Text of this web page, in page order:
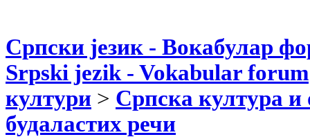
Српски језик - Вокабулар
Srpski jezik - Vokabular forum
култури > Српска култура и
будаластих речи